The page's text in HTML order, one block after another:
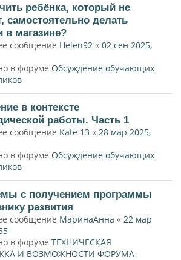
ребёнка, который не
самостоятельно делать
в магазине?
сообщение Helen92 « 02 сен 2025,
в форуме Обсуждение обучающих
в контексте
работы. Часть 1
сообщение Kate 13 « 28 мар 2025,
в форуме Обсуждение обучающих
с получением программы
развития
сообщение МаринаАнна « 22 мар
в форуме ТЕХНИЧЕСКАЯ
И ВОЗМОЖНОСТИ ФОРУМА